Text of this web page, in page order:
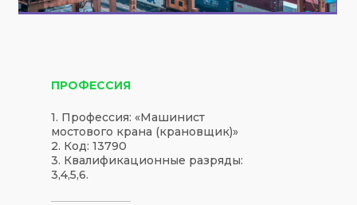
ПРОФЕССИЯ
1. Профессия: «Машинист
мостового крана (крановщик)»
2. Код: 13790
3. Квалификационные разряды:
3,4,5,6.